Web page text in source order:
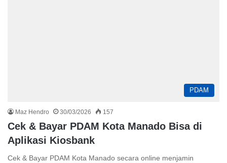
PDAM
Maz Hendro 30/03/2026 157
Cek & Bayar PDAM Kota Manado Bisa di
Aplikasi Kiosbank
Cek & Bayar PDAM Kota Manado secara online menjamin